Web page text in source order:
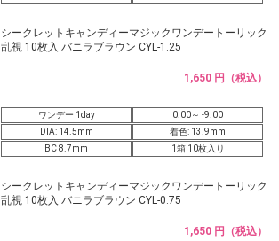
シークレットキャンディーマジックワンデートーリック
乱視 10枚入 バニラブラウン CYL-1.25
1,650 円（税込）
ワンデー 1day
0.00～ -9.00
DIA: 14.5mm
着色: 13.9mm
BC 8.7mm
1箱 10枚入り
シークレットキャンディーマジックワンデートーリック
乱視 10枚入 バニラブラウン CYL-0.75
1,650 円（税込）